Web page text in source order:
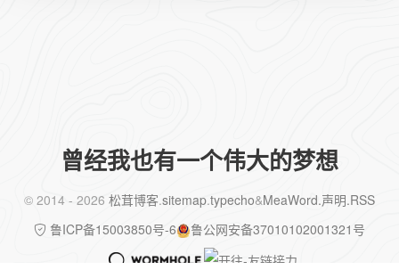
曾经我也有一个伟大的梦想
©️ 2014 - 2026 松茸博客.sitemap.typecho&MeaWord.声明.RSS
鲁ICP备15003850号-6
鲁公网安备37010102001321号